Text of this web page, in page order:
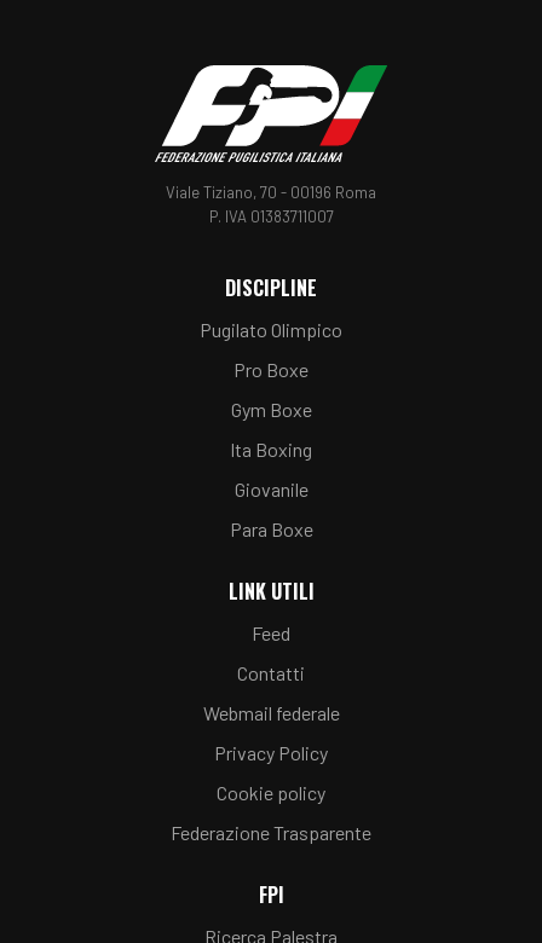
Viale Tiziano, 70 - 00196 Roma
P. IVA 01383711007
DISCIPLINE
Pugilato Olimpico
Pro Boxe
Gym Boxe
Ita Boxing
Giovanile
Para Boxe
LINK UTILI
Feed
Contatti
Webmail federale
Privacy Policy
Cookie policy
Federazione Trasparente
FPI
Ricerca Palestra